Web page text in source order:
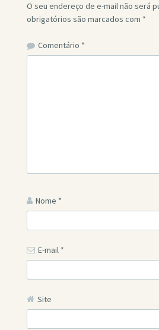
O seu endereço de e-mail não será
obrigatórios são marcados com *
Comentário *
Nome *
E-mail *
Site